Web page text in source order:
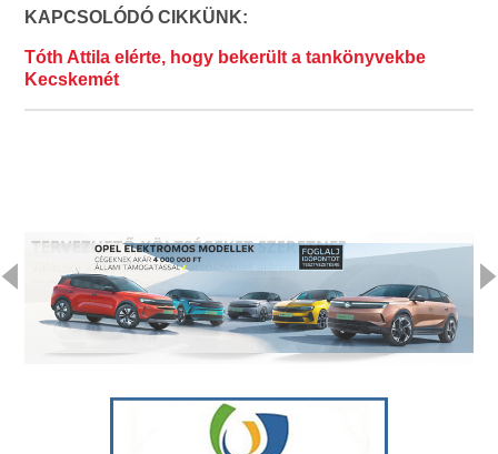
KAPCSOLÓDÓ CIKKÜNK:
Tóth Attila elérte, hogy bekerült a tankönyvekbe
Kecskemét